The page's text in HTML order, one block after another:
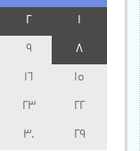
15
16
22
23
29
30